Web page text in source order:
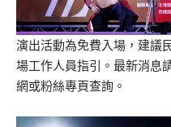
演出活動為免費入場，建議
場工作人員指引。最新消息
網或粉絲專頁查詢。